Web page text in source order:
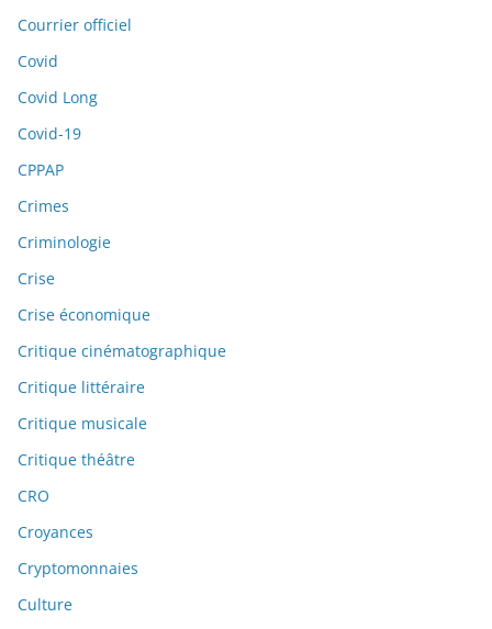
Courrier officiel
Covid
Covid Long
Covid-19
CPPAP
Crimes
Criminologie
Crise
Crise économique
Critique cinématographique
Critique littéraire
Critique musicale
Critique théâtre
CRO
Croyances
Cryptomonnaies
Culture